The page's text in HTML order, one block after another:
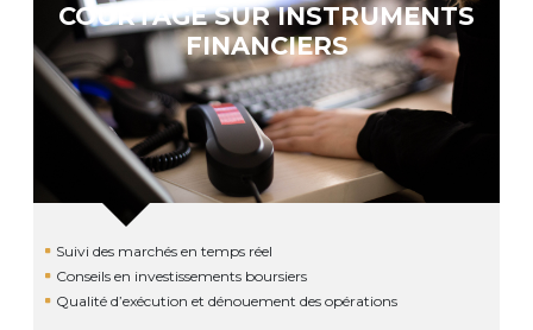
COURTAGE SUR INSTRUMENTS
FINANCIERS
Suivi des marchés en temps réel
Conseils en investissements boursiers
Qualité d’exécution et dénouement des opérations